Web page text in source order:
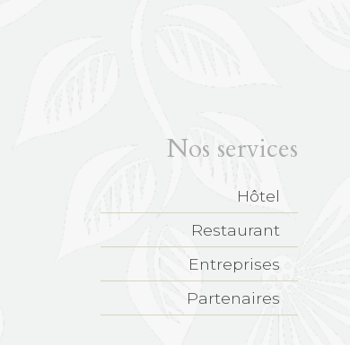
Nos services
Hôtel
Restaurant
Entreprises
Partenaires